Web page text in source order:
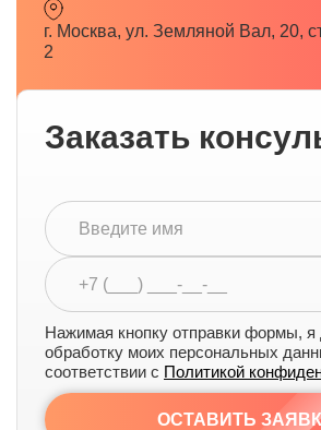
г. Москва, ул. Земляной Вал, 20,
2
Заказать
Нажимая кнопку отправки формы, я
обработку моих персональных
соответствии с Политикой
ОСТАВИТЬ